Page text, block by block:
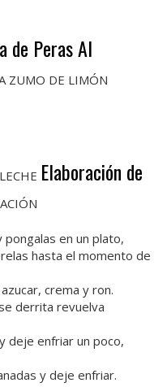
de Peras Al
ZUMO DE LIMÓN
Elaboración de
en un plato,
hasta el momento de
crema y ron.
derrita revuelva
deje enfriar un poco,
y deje enfriar.